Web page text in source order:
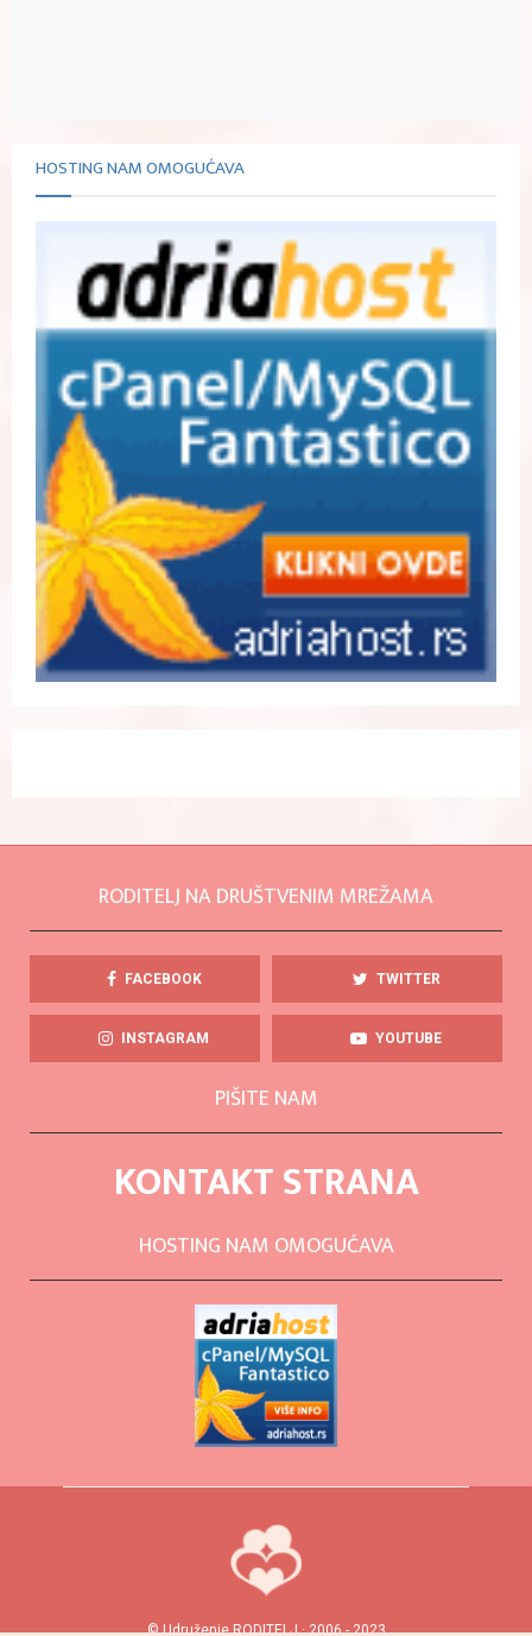
HOSTING NAM OMOGUĆAVA
RODITELJ NA DRUŠTVENIM MREŽAMA
FACEBOOK TWITTER
INSTAGRAM YOUTUBE
PIŠITE NAM
KONTAKT STRANA
HOSTING NAM OMOGUĆAVA
© Udruženje RODITELJ · 2006 - 2023